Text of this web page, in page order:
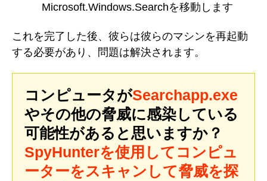
Microsoft.Windows.Searchを移動します
これを完了した後、彼らは彼らのマシンを再起動
する必要があり、問題は解決されます。
コンピュータがSearchapp.exe
やその他の脅威に感染している
可能性があると思いますか？
SpyHunterを使用してコンピュ
ーターをスキャンして脅威を探